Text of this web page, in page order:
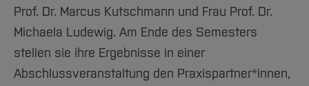
Prof. Dr. Marcus Kutschmann und Frau Prof. Dr.
Michaela Ludewig. Am Ende des Semesters
stellen sie ihre Ergebnisse in einer
Abschlussveranstaltung den Praxispartner*innen,